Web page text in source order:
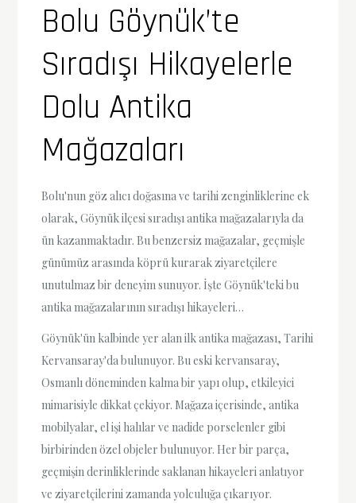
Bolu Göynük’te
Sıradışı Hikayelerle
Dolu Antika
Mağazaları
Bolu'nun göz alıcı doğasına ve tarihi zenginliklerine ek
olarak, Göynük ilçesi sıradışı antika mağazalarıyla da
ün kazanmaktadır. Bu benzersiz mağazalar, geçmişle
günümüz arasında köprü kurarak ziyaretçilere
unutulmaz bir deneyim sunuyor. İşte Göynük'teki bu
antika mağazalarının sıradışı hikayeleri…
Göynük'ün kalbinde yer alan ilk antika mağazası, Tarihi
Kervansaray'da bulunuyor. Bu eski kervansaray,
Osmanlı döneminden kalma bir yapı olup, etkileyici
mimarisiyle dikkat çekiyor. Mağaza içerisinde, antika
mobilyalar, el işi halılar ve nadide porselenler gibi
birbirinden özel objeler bulunuyor. Her bir parça,
geçmişin derinliklerinde saklanan hikayeleri anlatıyor
ve ziyaretçilerini zamanda yolculuğa çıkarıyor.